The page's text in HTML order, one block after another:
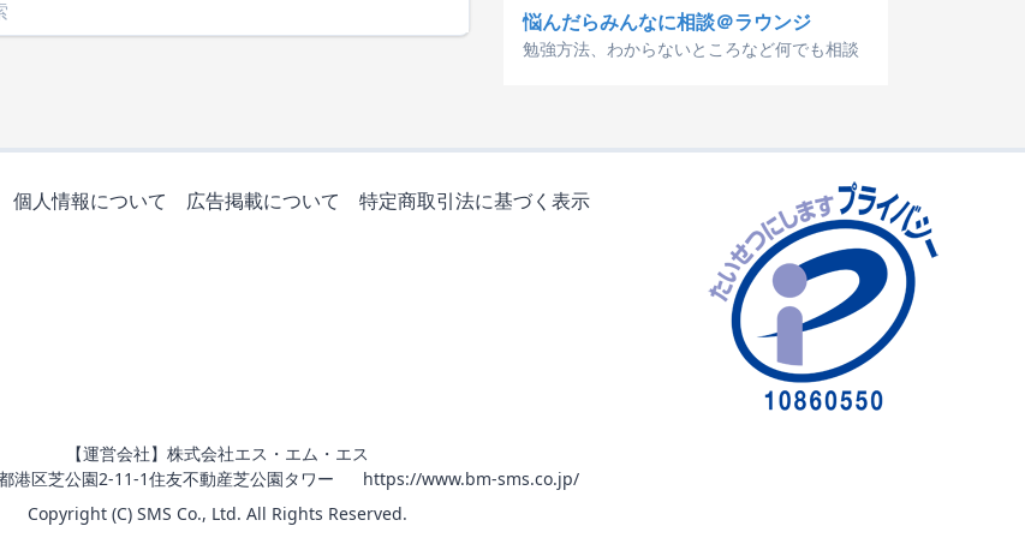
悩んだらみんなに相談＠ラウンジ
勉強方法、わからないところなど何でも相談
個人情報について 広告掲載について 特定商取引法に基づく表示
【運営会社】株式会社エス・エム・エス
区芝公園2-11-1住友不動産芝公園タワー
https://www.bm-sms.co.jp/
Copyright (C) SMS Co., Ltd. All Rights Reserved.